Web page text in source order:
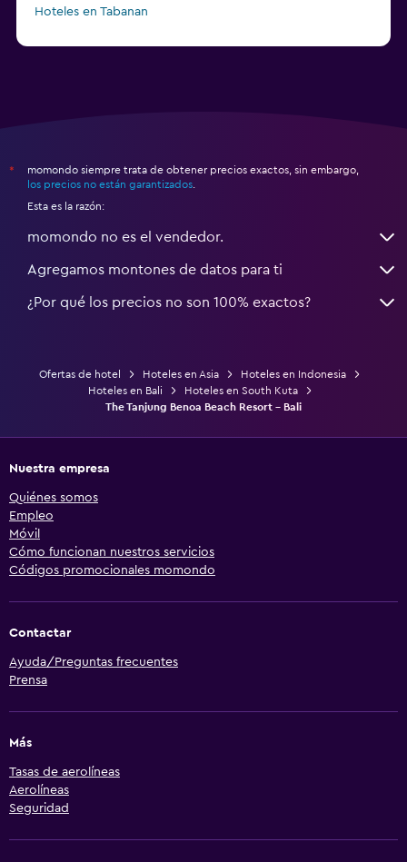
Hoteles en Tabanan
*
momondo siempre trata de obtener precios exactos, sin embargo,
los precios no están garantizados
Esta es la razón:
momondo no es el vendedor.
Agregamos montones de datos para ti
¿Por qué los precios no son 100% exactos?
Ofertas de hotel Hoteles en Asia
Hoteles en Indonesia
Hoteles en Bali
Hoteles en South Kuta
The Tanjung Benoa Beach Resort - Bali
Nuestra empresa
Quiénes somos
Empleo
Móvil
Cómo funcionan nuestros servicios
Códigos promocionales momondo
Contactar
Ayuda/Preguntas frecuentes
Prensa
Más
Tasas de aerolíneas
Aerolíneas
Seguridad